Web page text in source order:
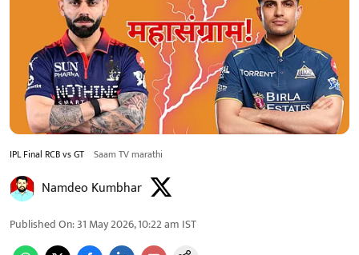
IPL Final RCB vs GT Saam TV marathi
Namdeo Kumbhar
Published On:31 May 2026, 10:22 am IST